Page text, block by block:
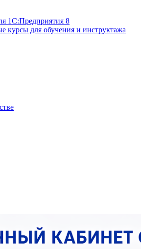
1С:Предприятия 8
курсы для обучения и инструктажа